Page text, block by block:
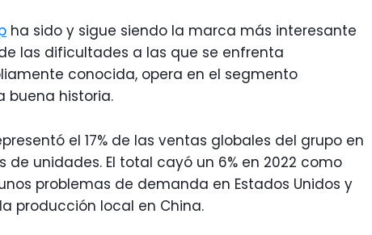
ha sido y sigue siendo la marca más interesante
las dificultades a las que se enfrenta
conocida, opera en el segmento
buena historia.
el 17% de las ventas globales del grupo en
de unidades. El total cayó un 6% en 2022 como
problemas de demanda en Estados Unidos y
producción local en China.